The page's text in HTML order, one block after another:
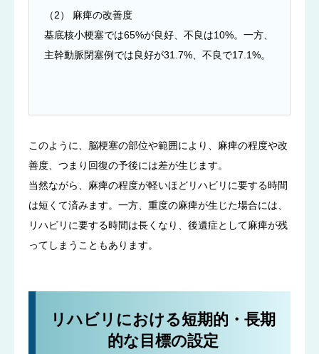
（2） 麻痺の改善度
基底核小梗塞では65%が良好、不良は10%。一方、
主幹動脈閉塞例では良好が31.7%、不良で17.1%。
このように、脳梗塞の部位や範囲により、麻痺の程度や改
善度、つまり回復の予後には差が生じます。
当然ながら、麻痺の程度が軽いほどリハビリに要する時間
は短くて済みます。一方、重度の麻痺が生じた場合には、
リハビリに要する時間は長くなり、後遺症として麻痺が残
ってしまうこともあります。
リハビリにおける短期的・長期
的な目標の設定